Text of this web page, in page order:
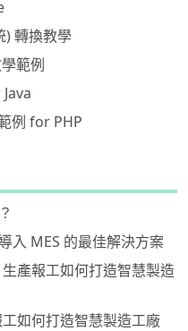
) 轉換教學
範例
例 for PHP
入 MES 的最佳解決方案
產報工如何打造智慧製造
如何打造智慧製造工廠